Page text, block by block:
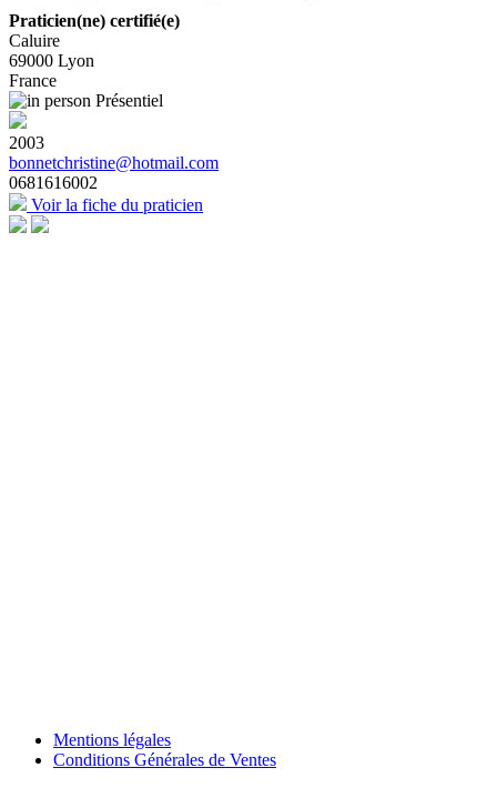
Praticien(ne) certifié(e)
Caluire
69000 Lyon
France
Présentiel
2003
bonnetchristine@hotmail.com
0681616002
Voir la fiche du praticien
Mentions légales
Conditions Générales de Ventes